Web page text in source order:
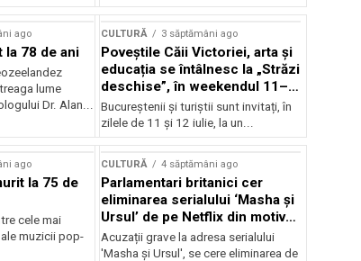
ago
la 78 de ani
lume
Dr. Alan...
CULTURĂ 3 săptămâni ago
Poveștile Căii Victoriei, arta și
educația se întâlnesc la „Străzi
deschise”, în weekendul 11–
12 iulie
Bucureștenii și turiștii sunt invitați, în
zilele de 11 și 12 iulie, la un...
ago
la 75 de
cele mai
muzicii pop-
CULTURĂ 4 săptămâni ago
Parlamentari britanici cer
eliminarea serialului ‘Masha și
Ursul’ de pe Netflix din motive
de propagandă
Acuzații grave la adresa serialului
'Masha și Ursul', se cere eliminarea de